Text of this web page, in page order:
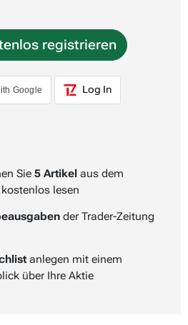
registrieren
Google Log In
Sie 5 Artikel aus dem
lesen
der Trader-Zeitung
anlegen mit einem
über Ihre Aktie